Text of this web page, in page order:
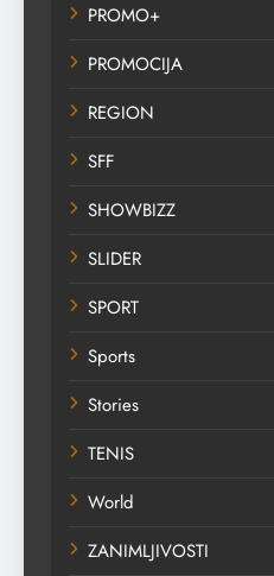
PROMO+
PROMOCIJA
REGION
SFF
SHOWBIZZ
SLIDER
SPORT
Sports
Stories
TENIS
World
ZANIMLJIVOSTI